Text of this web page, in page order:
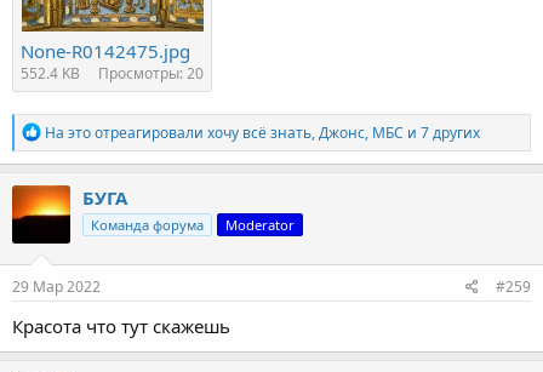
None-R0142475.jpg
552.4 KB Просмотры: 20
Р
е
а
к
ц
и
:
На это отреагировали хочу всё знать,Джонс, МБС и 7 других
БУГА
Команда форума Moderator
29 Мар 2022 #259
Красота что тут скажешь